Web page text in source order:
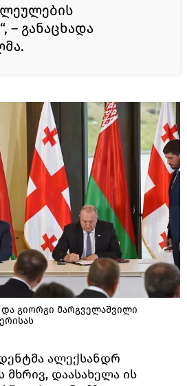
– განაცხადა
გიორგი მარგველაშვილი
ალექსანდრ
მხრივ, დაასახელა ის